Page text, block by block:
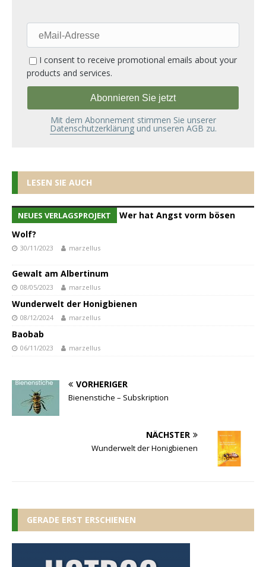
eMail-
Adresse
I consent to receive promotional emails about your
products and services.
Mit dem Abonnement stimmen Sie unserer
Datenschutzerklärungund unseren AGB zu.
LESEN SIE AUCH
NEUES VERLAGSPROJEKT
Wer hat Angst vorm bösen
Wolf?
30/11/2023 marzellus
Gewalt am Albertinum
08/05/2023 marzellus
Wunderwelt der Honigbienen
08/12/2024 marzellus
Baobab
06/11/2023 marzellus
VORHERIGER
Bienenstiche – Subskription
NÄCHSTER
Wunderwelt der Honigbienen
GERADE ERST ERSCHIENEN